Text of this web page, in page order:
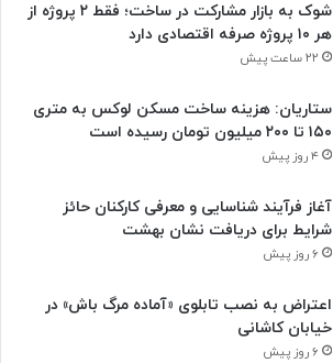
شوک به بازار مشارکت در ساخت؛ فقط ۲ پروژه از
هر ۱۰ پروژه صرفه اقتصادی دارد
۲۲ ساعت پیش
ستاریان: هزینه ساخت مسکن لوکس به متری
۱۵۰ تا ۲۰۰ میلیون تومان رسیده است
۴ روز پیش
آغاز فرآیند شناسایی و معرفی کارکنان حائز
شرایط برای دریافت نشان بهشت
۶ روز پیش
اعتراض به نصب تابلوی «آماده مرگ باش» در
خیابان کاشانی
۶ روز پیش